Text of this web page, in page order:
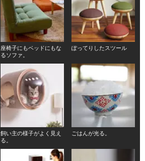
座椅子にもベッドにもな
るソファ。
ぽってりしたスツール
飼い主の様子がよく見え
る。
ごはんが光る。